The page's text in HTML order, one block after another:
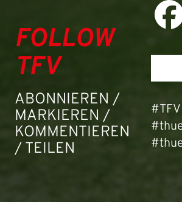
FOLLOW
TFV
ABONNIEREN /
MARKIEREN /
KOMMENTIEREN
/ TEILEN
#TFV